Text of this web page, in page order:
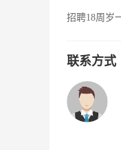
招聘18周岁
联系方式